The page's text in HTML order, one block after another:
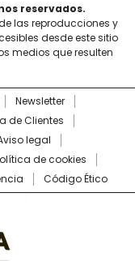
reservados.
las reproducciones y
desde este sitio
medios que resulten
Newsletter
de Clientes
legal
de cookies
Código Ético